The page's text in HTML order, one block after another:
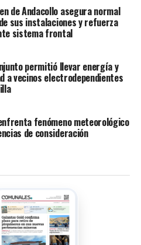
de Andacollo asegura normal
sus instalaciones y refuerza
sistema frontal
permitió llevar energía y
a vecinos electrodependientes
fenómeno meteorológico
de consideración